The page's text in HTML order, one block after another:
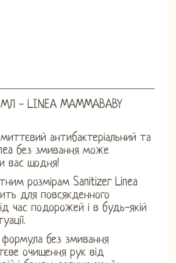
- LINEA MAMMABABY
антибактеріальний та
без змивання може
вас щодня!
розмірам Sanitizer Linea
для повсякденного
час подорожей і в будь-якій
без змивання
очищення рук від